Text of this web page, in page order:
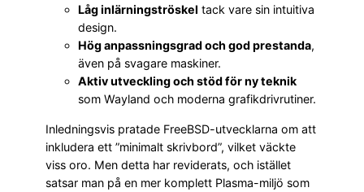
Låg inlärningströskel tack vare sin intuitiva
design.
Hög anpassningsgrad och god prestanda,
även på svagare maskiner.
Aktiv utveckling och stöd för ny teknik
som Wayland och moderna grafikdrivrutiner.
Inledningsvis pratade FreeBSD-utvecklarna om att
inkludera ett ”minimalt skrivbord”, vilket väckte
viss oro. Men detta har reviderats, och istället
satsar man på en mer komplett Plasma-miljö som